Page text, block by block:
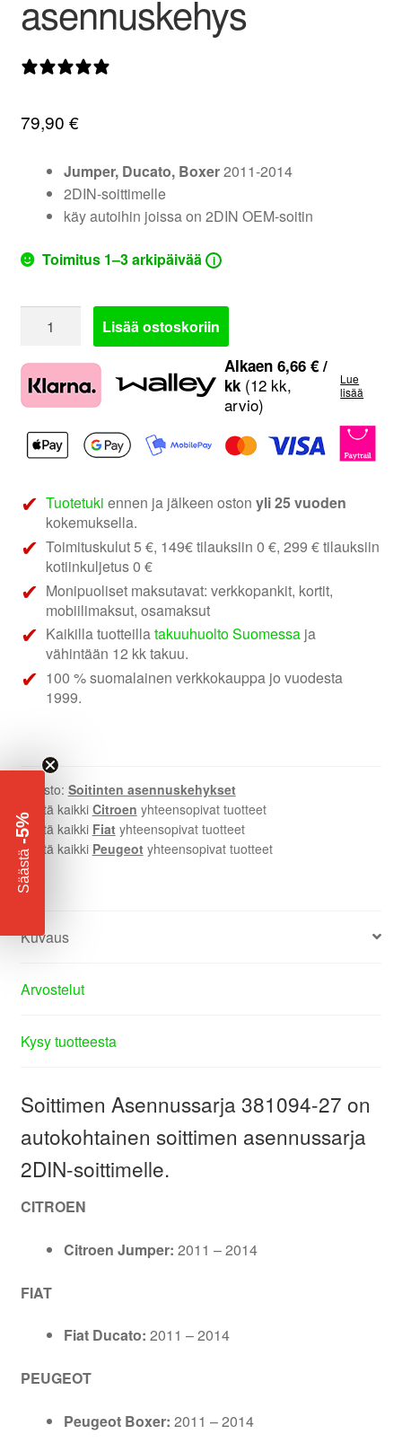
asennuskehys
79,90 €
Jumper, Ducato, Boxer2011-2014
2DIN-soittimelle
käy autoihin joissa on 2DIN OEM-soitin
Toimitus 1–3 arkipäivää i
|
Citroen,
Fiat,
Peugeot
soittimen
määrä
Lisää ostoskoriin
Alkaen 6,66 €/
kk(12 kk,
arvio)
Lue
lisää
Tuotetuki ennen ja jälkeen ostonyli 25 vuoden
kokemuksella.
Toimituskulut 5 €, 149€ tilauksiin 0 €, 299 € tilauksiin
kotiinkuljetus 0 €
Monipuoliset maksutavat: verkkopankit, kortit,
mobiilimaksut, osamaksut
Kaikilla tuotteillatakuuhuolto Suomessa ja
vähintään 12 kk takuu.
100 % suomalainen verkkokauppa jo vuodesta
1999.
Osasto: Soitinten asennuskehykset
Näytä kaikki Citroen yhteensopivat tuotteet
Näytä kaikki Fiatyhteensopivat tuotteet
Näytä kaikki Peugeotyhteensopivat tuotteet
Kuvaus
Arvostelut
Kysy tuotteesta
Soittimen Asennussarja 381094-27 on
autokohtainen soittimen asennussarja
2DIN-soittimelle.
CITROEN
Citroen Jumper: 2011 – 2014
FIAT
Fiat Ducato: 2011 – 2014
PEUGEOT
Peugeot Boxer: 2011 – 2014
Säästä
-5%